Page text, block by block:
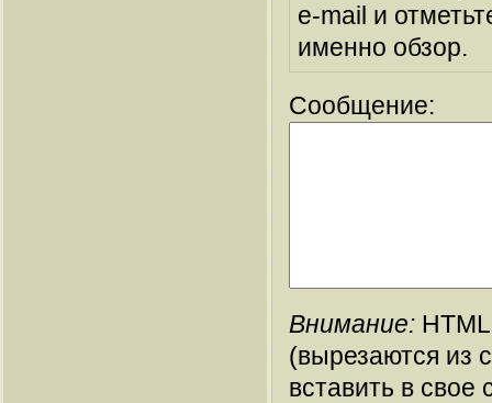
e-mail и
именно обзор.
Сообщение:
Внимание:
(вырезаются из
вставить в